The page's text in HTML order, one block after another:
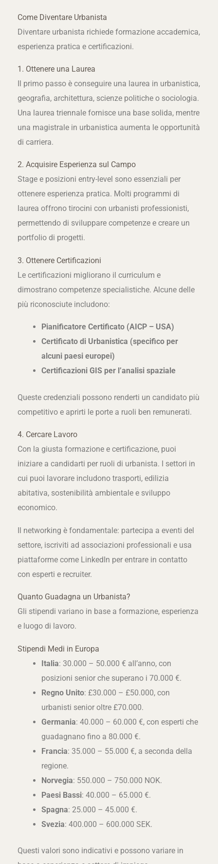
Come Diventare Urbanista
Diventare urbanista richiede formazione accademica,
esperienza pratica e certificazioni.
1. Ottenere una Laurea
Il primo passo è conseguire una laurea in urbanistica,
geografia, architettura, scienze politiche o sociologia.
Una laurea triennale fornisce una base solida, mentre
una magistrale in urbanistica aumenta le opportunità
di carriera.
2. Acquisire Esperienza sul Campo
Stage e posizioni entry-level sono essenziali per
ottenere esperienza pratica. Molti programmi di
laurea offrono tirocini con urbanisti professionisti,
permettendo di sviluppare competenze e creare un
portfolio di progetti.
3. Ottenere Certificazioni
Le certificazioni migliorano il curriculum e
dimostrano competenze specialistiche. Alcune delle
più riconosciute includono:
Pianificatore Certificato (AICP – USA)
Certificato di Urbanistica (specifico per
alcuni paesi europei)
Certificazioni GIS per l’analisi spaziale
Queste credenziali possono renderti un candidato più
competitivo e aprirti le porte a ruoli ben remunerati.
4. Cercare Lavoro
Con la giusta formazione e certificazione, puoi
iniziare a candidarti per ruoli di urbanista. I settori in
cui puoi lavorare includono trasporti, edilizia
abitativa, sostenibilità ambientale e sviluppo
economico.
Il networking è fondamentale: partecipa a eventi del
settore, iscriviti ad associazioni professionali e usa
piattaforme come LinkedIn per entrare in contatto
con esperti e recruiter.
Quanto Guadagna un Urbanista?
Gli stipendi variano in base a formazione, esperienza
e luogo di lavoro.
Stipendi Medi in Europa
Italia: 30.000 – 50.000 € all’anno, con
posizioni senior che superano i 70.000 €.
Regno Unito: £30.000 – £50.000, con
urbanisti senior oltre £70.000.
Germania: 40.000 – 60.000 €, con esperti che
guadagnano fino a 80.000 €.
Francia: 35.000 – 55.000 €, a seconda della
regione.
Norvegia: 550.000 – 750.000 NOK.
Paesi Bassi: 40.000 – 65.000 €.
Spagna: 25.000 – 45.000 €.
Svezia: 400.000 – 600.000 SEK.
Questi valori sono indicativi e possono variare in